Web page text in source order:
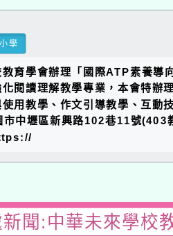
學
育學會辦理「國際ATP素養
閱讀理解教學專業，本會特
用教學、作文引導教學、互動
中壢區新興路102巷11號
聞:中華未來學校